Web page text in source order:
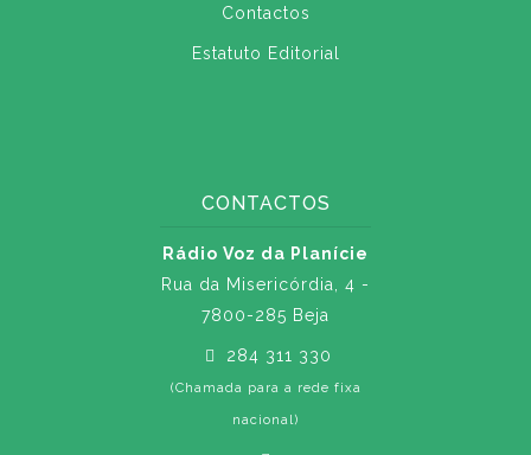
Contactos
Estatuto Editorial
CONTACTOS
Rádio Voz da Planície
Rua da Misericórdia, 4 -
7800-285 Beja
284 311 330
(Chamada para a rede fixa
nacional)